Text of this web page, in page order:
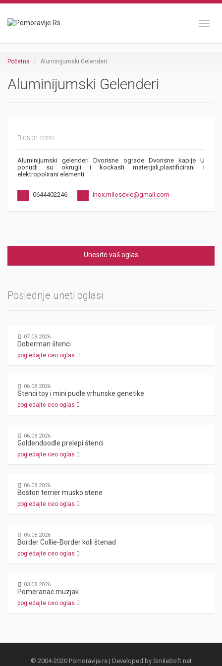
Početna Aluminijumski Gelenderi
Aluminijumski Gelenderi
06.01.2020
Aluminijumski gelenderi Dvorisne ograde Dvorisne kapije U
ponudi su okrugli i kockasti materijali,plastificirani i
elektropolirani elementi
0644402246 inox.milosevic@gmail.com
Unesite vaš oglas
Poslednje uneti oglasi
07.08.2026
Doberman štenci
pogledajte ceo oglas
06.08.2026
Stenci toy i mini pudle vrhunske genetike
pogledajte ceo oglas
06.08.2026
Goldendoodle prelepi štenci
pogledajte ceo oglas
06.08.2026
Boston terrier musko stene
pogledajte ceo oglas
05.08.2026
Border Collie-Border koli štenad
pogledajte ceo oglas
03.08.2026
Pomeranac muzjak
pogledajte ceo oglas
© 2004-2020 Pomoravlje.rs | Developed by SmileSoft.net